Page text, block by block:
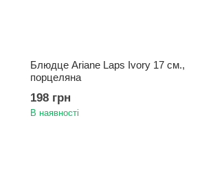
Блюдце Ariane Laps Ivory 17 см.,
порцеляна
198 грн
В наявності